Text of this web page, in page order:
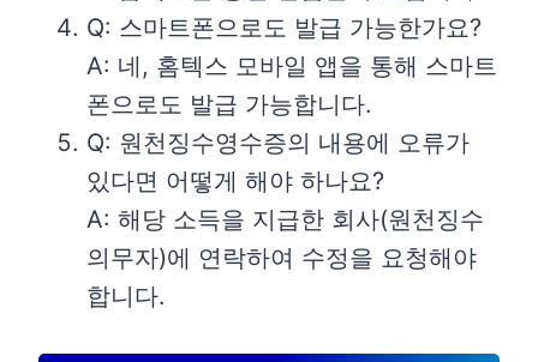
Q: 스마트폰으로도 발급 가능한가요?
A: 네, 홈텍스 모바일 앱을 통해 스마트
폰으로도 발급 가능합니다.
Q: 원천징수영수증의 내용에 오류가
있다면 어떻게 해야 하나요?
A: 해당 소득을 지급한 회사(원천징수
의무자)에 연락하여 수정을 요청해야
합니다.